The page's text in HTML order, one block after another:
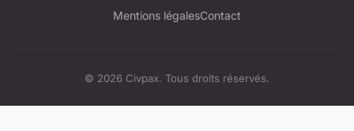
Mentions légalesContact
© 2026 Civpax. Tous droits réservés.